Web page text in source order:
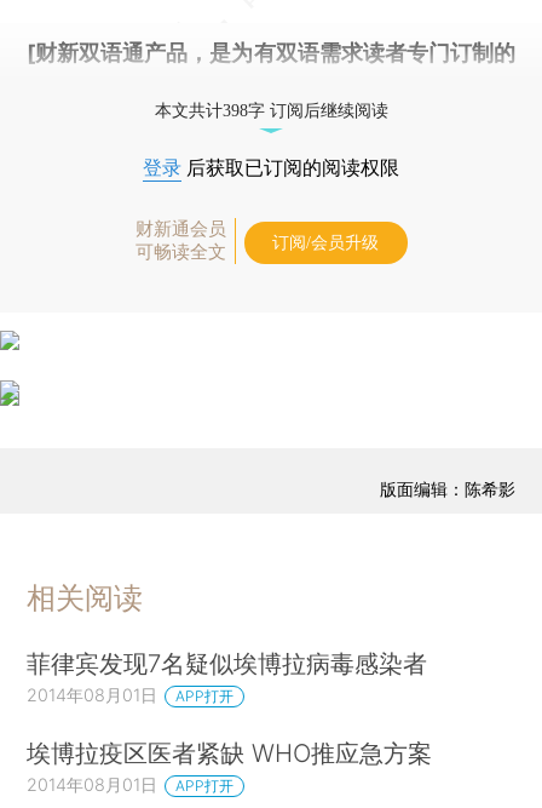
[财新双语通产品，是为有双语需求读者专门订制的
本文共计398字 订阅后继续阅读
登录 后获取已订阅的阅读权限
财新通会员
可畅读全文
订阅/会员升级
版面编辑：陈希影
相关阅读
菲律宾发现7名疑似埃博拉病毒感染者
2014年08月01日 APP打开
埃博拉疫区医者紧缺 WHO推应急方案
2014年08月01日 APP打开